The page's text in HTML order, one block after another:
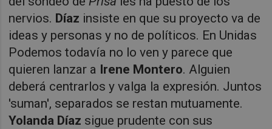
nervios. Díaz insiste en que su proyecto va de
ideas y personas y no de políticos. En Unidas
Podemos todavía no lo ven y parece que
quieren lanzar a Irene Montero. Alguien
deberá centrarlos y valga la expresión. Juntos
'suman', separados se restan mutuamente.
Yolanda Díaz sigue prudente con sus